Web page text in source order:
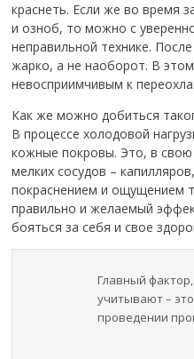
краснеть. Если же во время
и озноб, то можно с
неправильной технике.
жарко, а не наоборот. В
невосприимчивым к
Как же можно добиться
В процессе холодовой
кожные покровы. Это, в
мелких сосудов –
покраснением и ощущением
правильно и желаемый
бояться за себя и свое
Главный
учитывают –
проведении